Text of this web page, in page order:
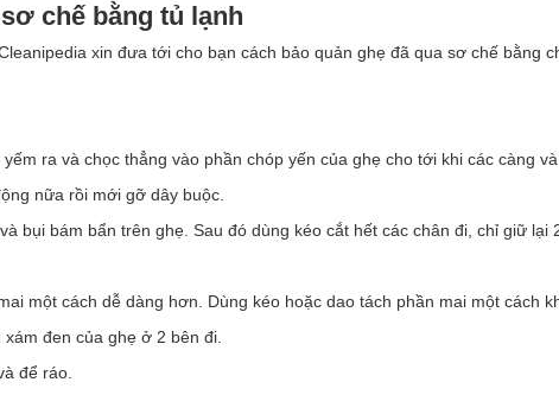
chế bằng tủ lạnh
xin đưa tới cho bạn cách bảo quản ghẹ đã qua sơ chế bằng
ra và chọc thẳng vào phần chóp yến của ghẹ cho tới khi các càng và
nữa rồi mới gỡ dây buộc.
bụi bám bẩn trên ghẹ. Sau đó dùng kéo cắt hết các chân đi, chỉ giữ lại
một cách dễ dàng hơn. Dùng kéo hoặc dao tách phần mai một cách
đen của ghẹ ở 2 bên đi.
để ráo.